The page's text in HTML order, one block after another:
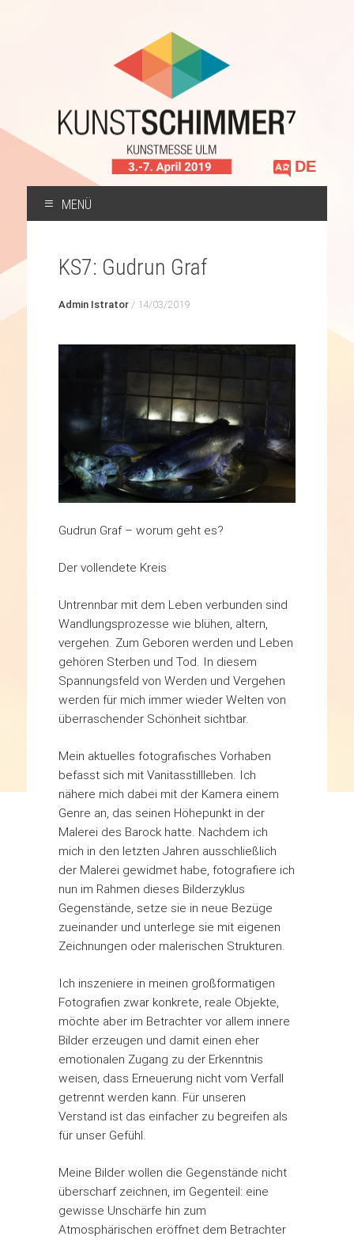
Sprache
auswählen
MENÜ
SPRINGEN
KS7: Gudrun Graf
Admin Istrator/ 14/03/2019
Gudrun Graf – worum geht es?
Der vollendete Kreis
Untrennbar mit dem Leben verbunden sind
Wandlungsprozesse wie blühen, altern,
vergehen. Zum Geboren werden und Leben
gehören Sterben und Tod. In diesem
Spannungsfeld von Werden und Vergehen
werden für mich immer wieder Welten von
überraschender Schönheit sichtbar.
Mein aktuelles fotografisches Vorhaben
befasst sich mit Vanitasstillleben. Ich
nähere mich dabei mit der Kamera einem
Genre an, das seinen Höhepunkt in der
Malerei des Barock hatte. Nachdem ich
mich in den letzten Jahren ausschließlich
der Malerei gewidmet habe, fotografiere ich
nun im Rahmen dieses Bilderzyklus
Gegenstände, setze sie in neue Bezüge
zueinander und unterlege sie mit eigenen
Zeichnungen oder malerischen Strukturen.
Ich inszeniere in meinen großformatigen
Fotografien zwar konkrete, reale Objekte,
möchte aber im Betrachter vor allem innere
Bilder erzeugen und damit einen eher
emotionalen Zugang zu der Erkenntnis
weisen, dass Erneuerung nicht vom Verfall
getrennt werden kann. Für unseren
Verstand ist das einfacher zu begreifen als
für unser Gefühl.
Meine Bilder wollen die Gegenstände nicht
überscharf zeichnen, im Gegenteil: eine
gewisse Unschärfe hin zum
Atmosphärischen eröffnet dem Betrachter